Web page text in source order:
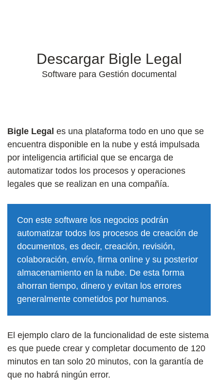
Descargar Bigle Legal
Software para Gestión documental
Bigle Legal es una plataforma todo en uno que se
encuentra disponible en la nube y está impulsada
por inteligencia artificial que se encarga de
automatizar todos los procesos y operaciones
legales que se realizan en una compañía.
Con este software los negocios podrán
automatizar todos los procesos de creación de
documentos, es decir, creación, revisión,
colaboración, envío, firma online y su posterior
almacenamiento en la nube. De esta forma
ahorran tiempo, dinero y evitan los errores
generalmente cometidos por humanos.
El ejemplo claro de la funcionalidad de este sistema
es que puede crear y completar documento de 120
minutos en tan solo 20 minutos, con la garantía de
que no habrá ningún error.